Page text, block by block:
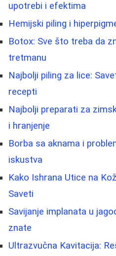
upotrebi i efektima
Hemijski piling i
Botox: Sve što treba da
tretmanu
Najbolji piling za lice:
recepti
Najbolji preparati za
i hranjenje
Borbа sa aknama i
iskustva
Kako Ishrana Utice na
Saveti
Savijanje implanata u
znate
Ultrazvučna Kavitacija: